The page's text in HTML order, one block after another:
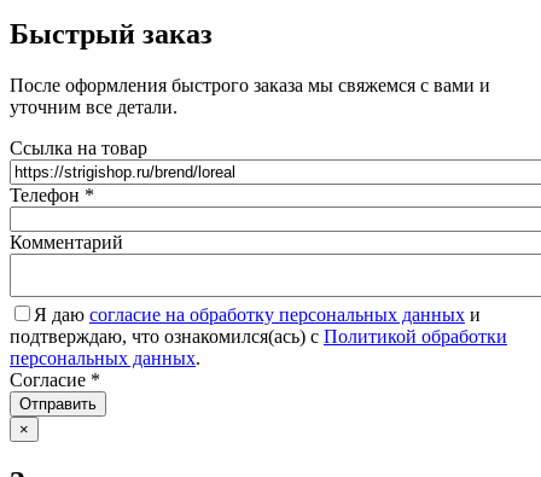
Быстрый заказ
После оформления быстрого заказа мы свяжемся с вами и
уточним все детали.
Ссылка на товар
Телефон *
Комментарий
Я даю согласие на обработку персональных данных и
подтверждаю, что ознакомился(ась) с Политикой обработки
персональных данных.
Согласие *
Отправить
×